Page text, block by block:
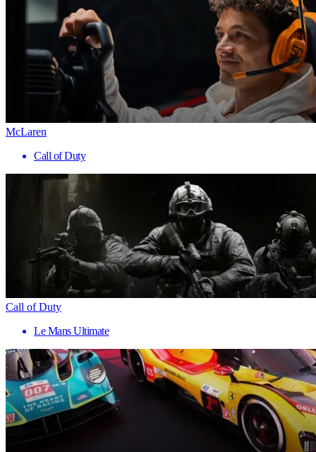
McLaren
Call of Duty
Call of Duty
Le Mans Ultimate